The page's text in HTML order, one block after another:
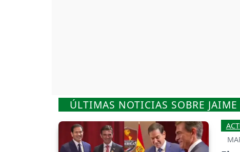
ÚLTIMAS NOTICIAS SOBRE